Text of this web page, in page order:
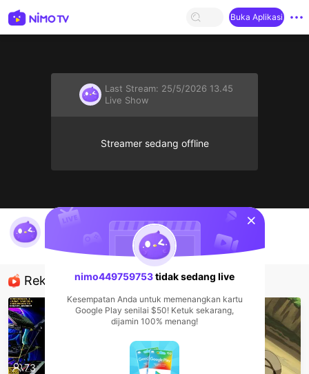
Buka Aplikasi
Last Stream: 25/5/2026 13.45
Live Show
Streamer sedang offline
hello all
nimo449759753
Live Show
Rekomendasi
73 71
sentinelStart
nimo449759753tidak sedang live
Kesempatan Anda untuk memenangkan kartu
Google Play senilai $50! Ketuk sekarang,
dijamin 100% menang!